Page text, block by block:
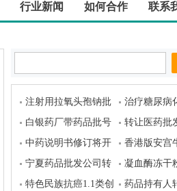
行业新闻 如何合作 联系
注射用拉氧头孢钠批
文转让
治疗糖尿病
药注射液批
白银药厂带药品批号
转让
转让医药批
证 带设备 接
营
中药说明书修订将开
展工作
香港版安宫
文，高性价
宁夏药品批发公司转
让
凝血酶冻干
让
特色民族抗癌1.1类创
药品持有人